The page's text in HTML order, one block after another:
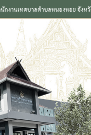
ลตำบลหนองหอย จังหวัดเชียงใหม่